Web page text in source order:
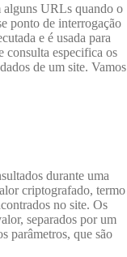
alguns URLs quando o
ponto de interrogação
e é usada para
consulta especifica os
de um site. Vamos
durante uma
criptografado, termo
no site. Os
separados por um
parâmetros, que são